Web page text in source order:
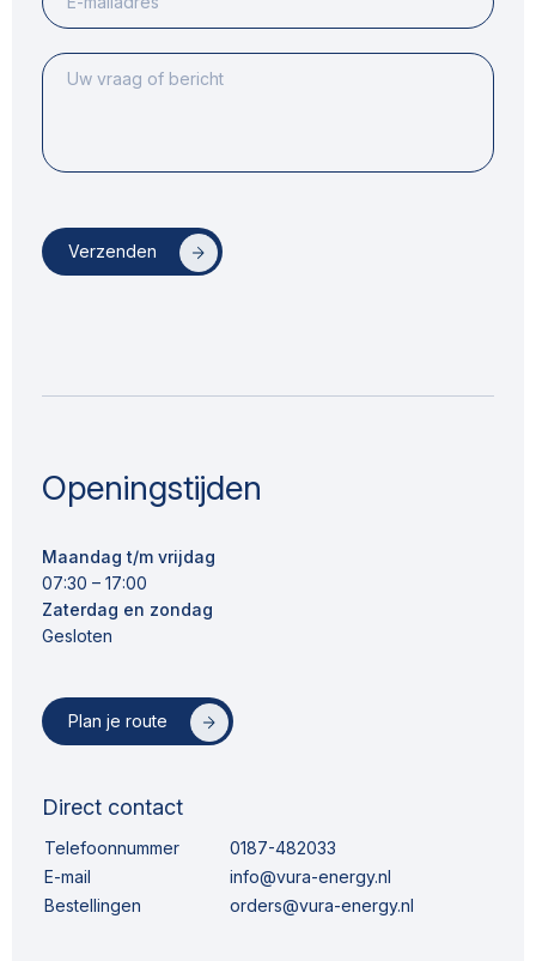
Openingstijden
Maandag t/m vrijdag
07:30 – 17:00
Zaterdag en zondag
Gesloten
Plan je route
Direct contact
Telefoonnummer
0187-482033
E-mail
info@vura-energy.nl
Bestellingen
orders@vura-energy.nl